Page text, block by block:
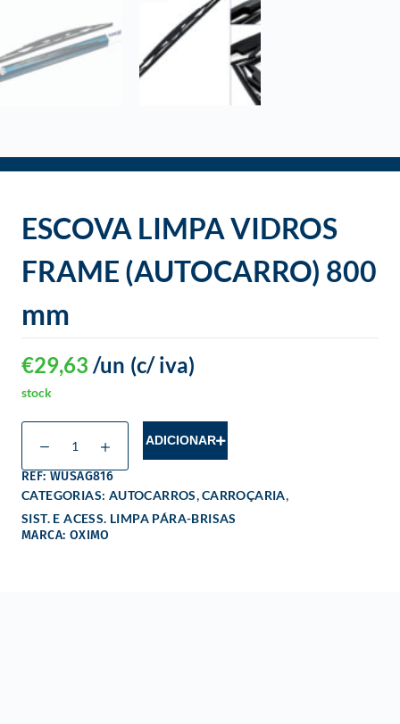
ESCOVA LIMPA VIDROS
FRAME (AUTOCARRO) 800
mm
€29,63 (c/ iva)
/un
stock
ADICIONAR
REF: WUSAG816
CATEGORIAS: AUTOCARROS,CARROÇARIA,
SIST. E ACESS. LIMPA PÁRA-BRISAS
MARCA: OXIMO